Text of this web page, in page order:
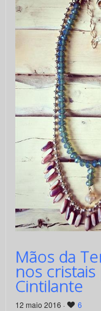
Mãos da
nos
Cintilante
12 maio 2016 · 6